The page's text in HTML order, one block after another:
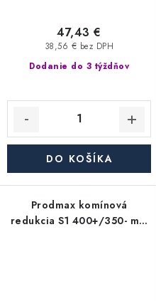
Dodanie do 3 týždňov
38,56 € bez DPH
47,43 €
DO KOŠÍKA
Prodmax komínová
redukcia S1 400+/350- mm